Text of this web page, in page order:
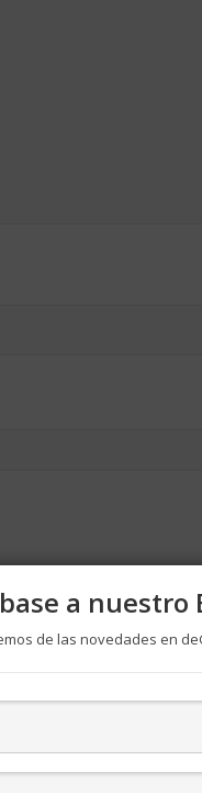
la próxima vez que
los datos de tus
a nuestro
de las novedades en